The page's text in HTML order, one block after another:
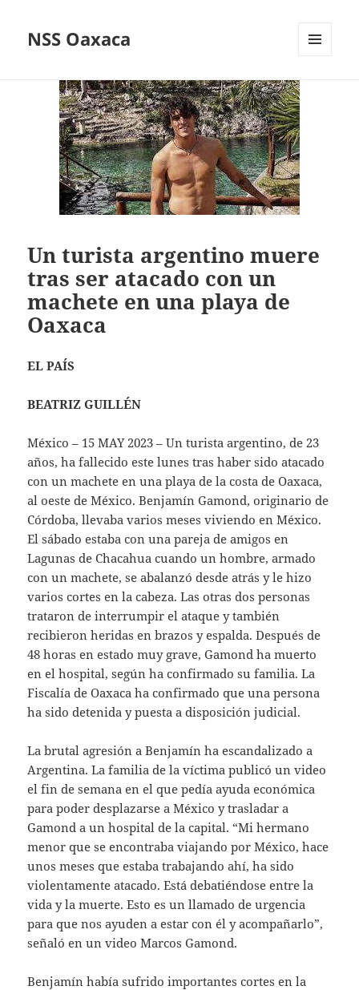
NSS Oaxaca
WIDGETS
Un turista argentino muere
tras ser atacado con un
machete en una playa de
Oaxaca
EL PAÍS
BEATRIZ GUILLÉN
México – 15 MAY 2023 – Un turista argentino, de 23
años, ha fallecido este lunes tras haber sido atacado
con un machete en una playa de la costa de Oaxaca,
al oeste de México. Benjamín Gamond, originario de
Córdoba, llevaba varios meses viviendo en México.
El sábado estaba con una pareja de amigos en
Lagunas de Chacahua cuando un hombre, armado
con un machete, se abalanzó desde atrás y le hizo
varios cortes en la cabeza. Las otras dos personas
trataron de interrumpir el ataque y también
recibieron heridas en brazos y espalda. Después de
48 horas en estado muy grave, Gamond ha muerto
en el hospital, según ha confirmado su familia. La
Fiscalía de Oaxaca ha confirmado que una persona
ha sido detenida y puesta a disposición judicial.
La brutal agresión a Benjamín ha escandalizado a
Argentina. La familia de la víctima publicó un video
el fin de semana en el que pedía ayuda económica
para poder desplazarse a México y trasladar a
Gamond a un hospital de la capital. “Mi hermano
menor que se encontraba viajando por México, hace
unos meses que estaba trabajando ahí, ha sido
violentamente atacado. Está debatiéndose entre la
vida y la muerte. Esto es un llamado de urgencia
para que nos ayuden a estar con él y acompañarlo”,
señaló en un video Marcos Gamond.
Benjamín había sufrido importantes cortes en la